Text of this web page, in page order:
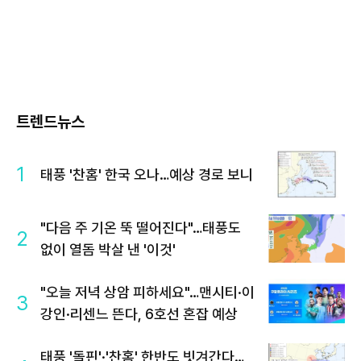
트렌드뉴스
1 태풍 '찬홈' 한국 오나…예상 경로 보니
2
"다음 주 기온 뚝 떨어진다"…태풍도
없이 열돔 박살 낸 '이것'
3
"오늘 저녁 상암 피하세요"…맨시티·이
강인·리센느 뜬다, 6호선 혼잡 예상
태풍 '돌핀'·'찬홈' 한반도 빗겨간다…